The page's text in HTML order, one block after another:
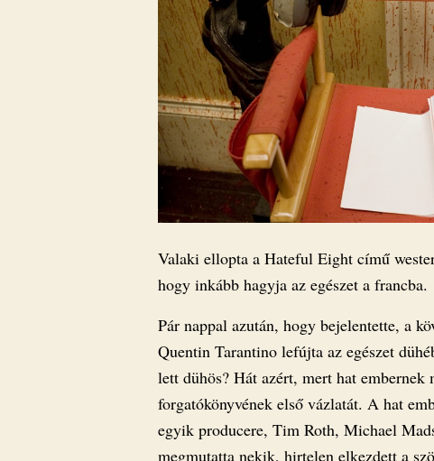
Valaki ellopta a Hateful Eight című
hogy inkább hagyja az egészet a francba.
Pár nappal azután, hogy bejelentette, a
Quentin Tarantino lefújta az egészet
lett dühös? Hát azért, mert hat
forgatókönyvének első vázlatát. A hat
egyik producere, Tim Roth, Michael
megmutatta nekik, hirtelen elkezdett a